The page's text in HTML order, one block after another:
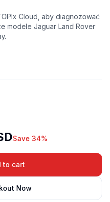
Cloud, aby diagnozować
modele Jaguar Land Rover
Save 34%
to cart
Now